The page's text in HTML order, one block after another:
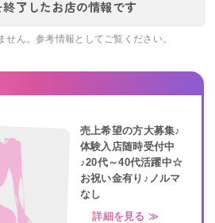
了したお店の情報です
ん。参考情報としてご覧ください。
売上希望の方大募集♪
体験入店随時受付中
♪20代～40代活躍中☆
お祝い金有り♪ノルマ
なし
詳細を見る ≫